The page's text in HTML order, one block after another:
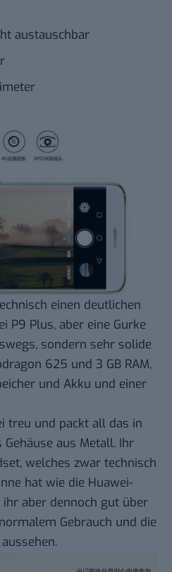
austauschbar
einen deutlichen
P9 Plus, aber eine Gurke
sondern sehr solide
625 und 3 GB RAM,
und Akku und einer
treu und packt all das in
aus Metall. Ihr
welches zwar technisch
hat wie die Huawei-
aber dennoch gut über
Gebrauch und die